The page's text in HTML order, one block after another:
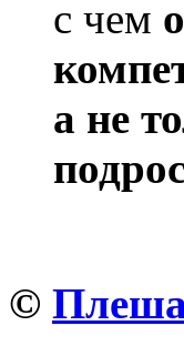
с чем
а не
©